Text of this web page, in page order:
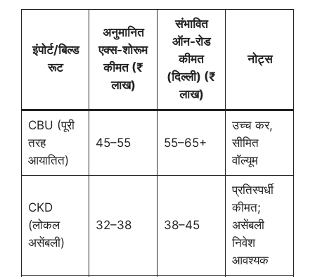
इंपोर्ट/बिल्ड
रूट
अनुमानित
एक्स-शोरूम
कीमत (₹
लाख)
संभावित
ऑन-रोड
कीमत
(दिल्ली) (₹
लाख)
नोट्स
CBU (पूरी
तरह
आयातित)
45–55 55–65+
उच्च कर,
सीमित
वॉल्यूम
CKD
(लोकल
असेंबली)
32–38 38–45
प्रतिस्पर्धी
कीमत;
असेंबली
निवेश
आवश्यक